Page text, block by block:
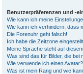
Benutzerpräferenzen und -
Wie kann ich meine
Wie kann ich verhindern, dass
Die Forenuhr geht falsch!
Ich habe die Zeitzone
Meine Sprache steht auf
Was sind das für Bilder, die bei
Wie verwende ich einen Avatar?
Was ist mein Rang und wie